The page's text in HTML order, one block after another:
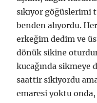
sıkıyor göğüslerimi
benden alıyordu.
erkeğim dedim ve
dönük sikine
kucağında sikmeye
saattir sikiyordu
emaresi yoktu